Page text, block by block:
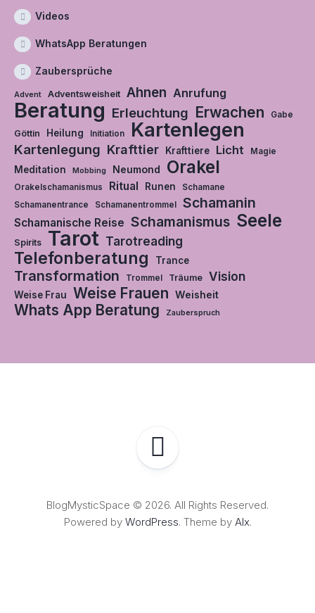
Videos
WhatsApp Beratungen
Zaubersprüche
Advent Adventsweisheit Ahnen Anrufung
Beratung Erleuchtung Erwachen Gabe
Göttin Heilung Initiation Kartenlegen
Kartenlegung Krafttier Krafttiere Licht Magie
Meditation Mobbing Neumond Orakel
Orakelschamanismus Ritual Runen
Schamane
Schamanentrance
Schamanentrommel Schamanin
Schamanische Reise Schamanismus Seele
Spirits Tarot Tarotreading
Telefonberatung Trance
Transformation Trommel Träume Vision
Weise Frau Weise Frauen Weisheit
Whats App Beratung Zauberspruch
BlogMysticSpace © 2026. All Rights Reserved.
Powered by WordPress. Theme by Alx.